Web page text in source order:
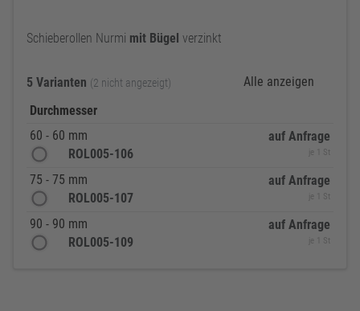
Schieberollen Nurmi mit Bügel verzinkt
5 Varianten (2 nicht angezeigt)
Alle anzeigen
Durchmesser
60 - 60 mm
ROL005-106
auf Anfrage
je 1 St
75 - 75 mm
ROL005-107
auf Anfrage
je 1 St
90 - 90 mm
ROL005-109
auf Anfrage
je 1 St